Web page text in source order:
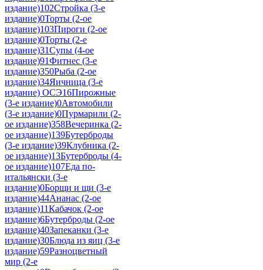
издание)102Стройка (3-е
издание)0Торты (2-ое
издание)103Пироги (2-ое
издание)0Торты (2-е
издание)31Супы (4-ое
издание)91Фитнес (3-е
издание)350Рыба (2-ое
издание)34Яичница (3-е
издание) ОСЭ16Пирожные
(3-е издание)0Автомобили
(3-е издание)0Пурмарили (2-
ое издание)358Вечеринка (2-
ое издание)139Бутерброды
(3-е издание)39Клубника (2-
ое издание)13Бутерброды (4-
ое издание)107Еда по-
итальянски (3-е
издание)0Борщи и щи (3-е
издание)44Ананас (2-ое
издание)11Кабачок (2-ое
издание)6Бутерброды (2-ое
издание)40Запеканки (3-е
издание)30Блюда из яиц (3-е
издание)59Разноцветный
мир (2-е